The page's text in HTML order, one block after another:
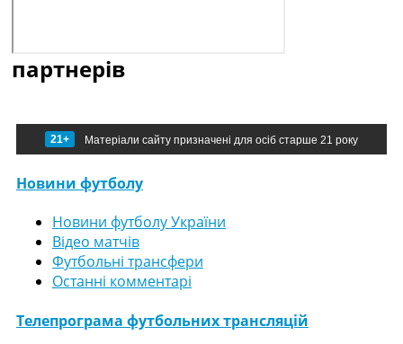
партнерів
21+ Матеріали сайту призначені для осіб старше 21 року
Новини футболу
Новини футболу України
Відео матчів
Футбольні трансфери
Останні комментарі
Телепрограма футбольних трансляцій